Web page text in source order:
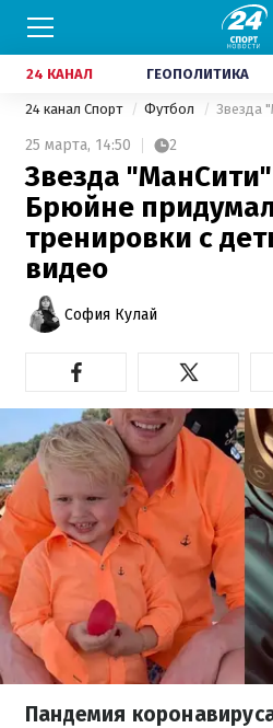
24 КАНАЛ ГЕОПОЛИТИКА
24 канал Спорт Футбол
25 марта, 14:50 2
Звезда
Брюйне
тренировки с
видео
София Кулай
Пандемия